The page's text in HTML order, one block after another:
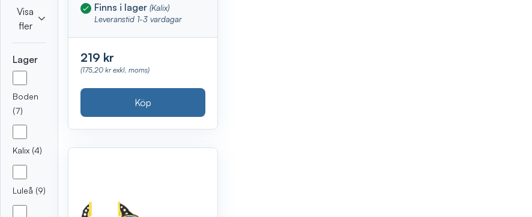
Visa
fler
Lager
Boden
(7)
Kalix (4)
Luleå (9)
Finns i lager(Kalix)
Leveranstid 1-3 vardagar
219 kr
(175,20 kr exkl. moms)
Köp